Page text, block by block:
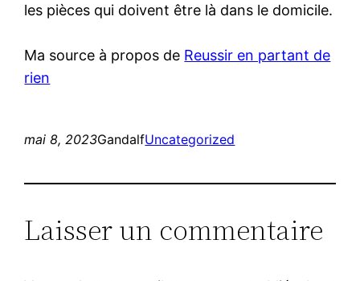
les pièces qui doivent être là dans le domicile.
Ma source à propos de Reussir en partant de
rien
mai 8, 2023GandalfUncategorized
Laisser un commentaire